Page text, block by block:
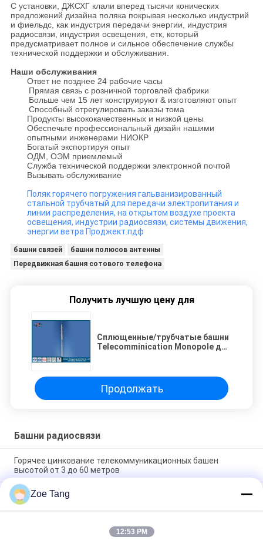
С установки, ДЖСХГ клали вперед тысячи конических
предложений дизайна поляка покрывая несколько индустрий
и фиельдс, как индустрия передачи энергии, индустрия
радиосвязи, индустрия освещения, етк, который
предусматривает полное и сильное обеспечение службы
технической поддержки и обслуживания.
Наши обслуживания
Ответ не позднее 24 рабочие часы
Прямая связь с розничной торговлей фабрики
Больше чем 15 лет конструируют & изготовляют опыт
Способный отрегулировать заказы тома
Продукты высококачественных и низкой цены
Обеспечьте профессиональный дизайн нашими
опытными инженерами НИОКР
Богатый экспортируя опыт
ОДМ, ОЭМ приемлемый
Служба технической поддержки электронной почтой
Вызывать обслуживание
Поляк горячего погружения гальванизированный
стальной трубчатый для передачи электропитания и
линии распределения, на открытом воздухе проекта
освещения, индустрии радиосвязи, системы движения,
энергии ветра Проджект.пдф
башни связей
башни полюсов антенны
Передвижная башня сотового телефона
Получить лучшую цену для
Сплющенные/трубчатые башни
Telecomminication Monopole для
Продолжать
Башни радиосвязи
Горячее цинкование телекоммуникационных башен
высотой от 3 до 60 метров
Горячая оцинкованная телекоммуникационная башня с
прочностью 345 МПА
Телекоммуникационная башня с сопротивлением ветра
100 км / ч, грузоподъемностью 20 тонн и горячей
Zoe Tang
12:53 PM